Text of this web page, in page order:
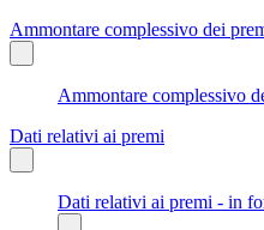
Ammontare complessivo dei
Ammontare complessivo
Dati relativi ai premi
Dati relativi ai premi - in